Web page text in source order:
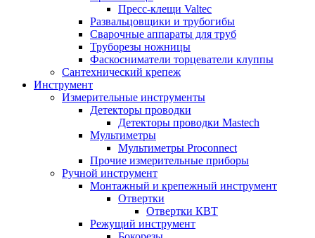
Пресс-клещи Valtec
Развальцовщики и трубогибы
Сварочные аппараты для труб
Труборезы ножницы
Фаскосниматели торцеватели клуппы
Сантехнический крепеж
Инструмент
Измерительные инструменты
Детекторы проводки
Детекторы проводки Mastech
Мультиметры
Мультиметры Proconnect
Прочие измерительные приборы
Ручной инструмент
Монтажный и крепежный инструмент
Отвертки
Отвертки КВТ
Режущий инструмент